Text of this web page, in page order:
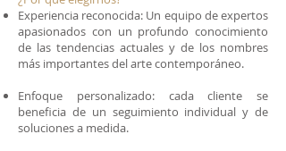
Experiencia reconocida: Un equipo de expertos
apasionados con un profundo conocimiento
de las tendencias actuales y de los nombres
más importantes del arte contemporáneo.
Enfoque personalizado: cada cliente se
beneficia de un seguimiento individual y de
soluciones a medida.